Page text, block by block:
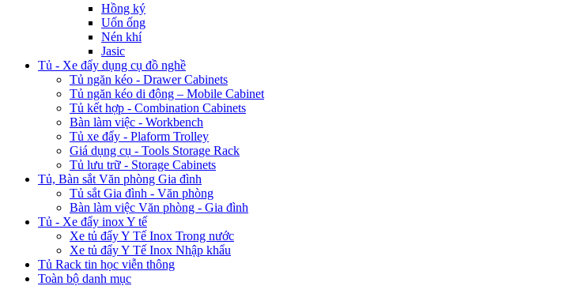
Hồng ký
Uốn ống
Nén khí
Jasic
Tủ - Xe đẩy dụng cụ đồ nghề
Tủ ngăn kéo - Drawer Cabinets
Tủ ngăn kéo di động – Mobile Cabinet
Tủ kết hợp - Combination Cabinets
Bàn làm việc - Workbench
Tủ xe đẩy - Plaform Trolley
Giá dụng cụ - Tools Storage Rack
Tủ lưu trữ - Storage Cabinets
Tủ, Bàn sắt Văn phòng Gia đình
Tủ sắt Gia đình - Văn phòng
Bàn làm việc Văn phòng - Gia đình
Tủ - Xe đẩy inox Y tế
Xe tủ đẩy Y Tế Inox Trong nước
Xe tủ đẩy Y Tế Inox Nhập khẩu
Tủ Rack tin học viễn thông
Toàn bộ danh mục